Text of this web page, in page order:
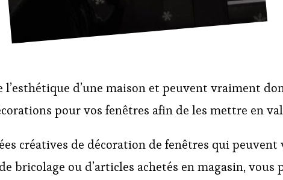
d’une maison et peuvent vraiment
pour vos fenêtres afin de les mettre en
créatives de décoration de fenêtres qui
bricolage ou d’articles achetés en magasin,